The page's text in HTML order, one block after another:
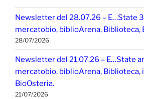
Newsletter del 28.07.26 – E…State
mercatobio, biblioArena, Biblioteca,
28/07/2026
Newsletter del 21.07.26 – E…State
mercatobio, biblioArena, Biblioteca,
BioOsteria.
21/07/2026